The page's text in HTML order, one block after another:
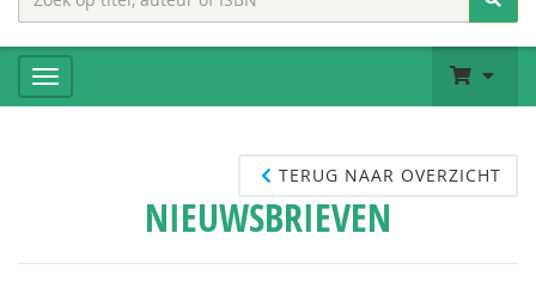
TERUG NAAR OVERZICHT
NIEUWSBRIEVEN